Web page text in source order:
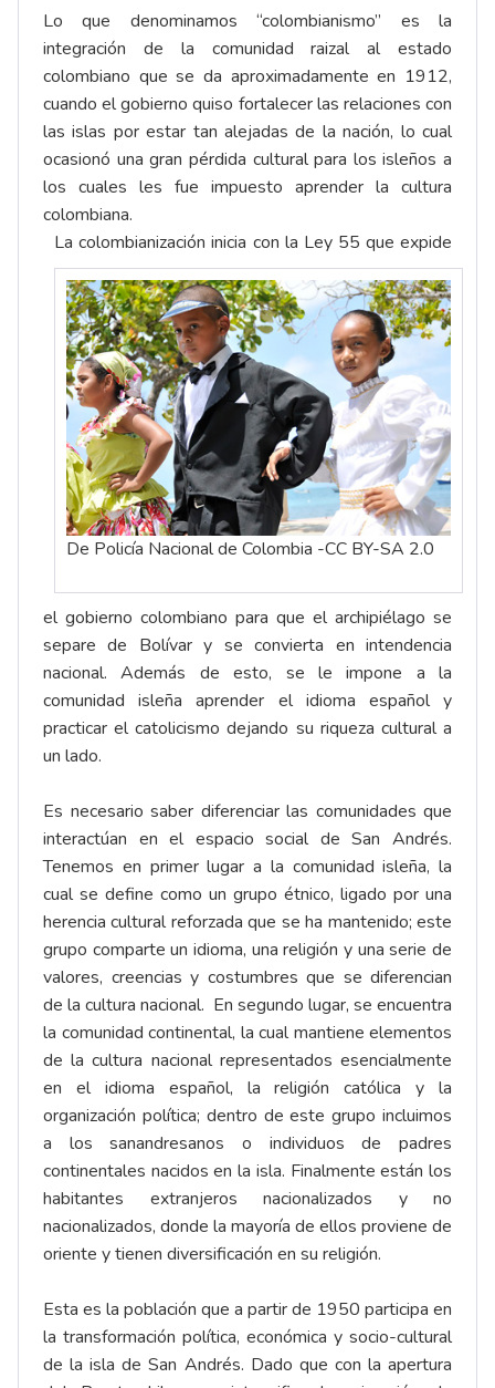
Lo que denominamos “colombianismo” es la
integración de la comunidad raizal al estado
colombiano que se da aproximadamente en 1912,
cuando el gobierno quiso fortalecer las relaciones con
las islas por estar tan alejadas de la nación, lo cual
ocasionó una gran pérdida cultural para los isleños a
los cuales les fue impuesto aprender la cultura
colombiana.
De Policía Nacional de Colombia -CC BY-SA 2.0
La colombianización inicia con la Ley 55 que expide
el gobierno colombiano para que el archipiélago se
separe de Bolívar y se convierta en intendencia
nacional. Además de esto, se le impone a la
comunidad isleña aprender el idioma español y
practicar el catolicismo dejando su riqueza cultural a
un lado.
Es necesario saber diferenciar las comunidades que
interactúan en el espacio social de San Andrés.
Tenemos en primer lugar a la comunidad isleña, la
cual se define como un grupo étnico, ligado por una
herencia cultural reforzada que se ha mantenido; este
grupo comparte un idioma, una religión y una serie de
valores, creencias y costumbres que se diferencian
de la cultura nacional. En segundo lugar, se encuentra
la comunidad continental, la cual mantiene elementos
de la cultura nacional representados esencialmente
en el idioma español, la religión católica y la
organización política; dentro de este grupo incluimos
a los sanandresanos o individuos de padres
continentales nacidos en la isla. Finalmente están los
habitantes extranjeros nacionalizados y no
nacionalizados, donde la mayoría de ellos proviene de
oriente y tienen diversificación en su religión.
Esta es la población que a partir de 1950 participa en
la transformación política, económica y socio-cultural
de la isla de San Andrés. Dado que con la apertura